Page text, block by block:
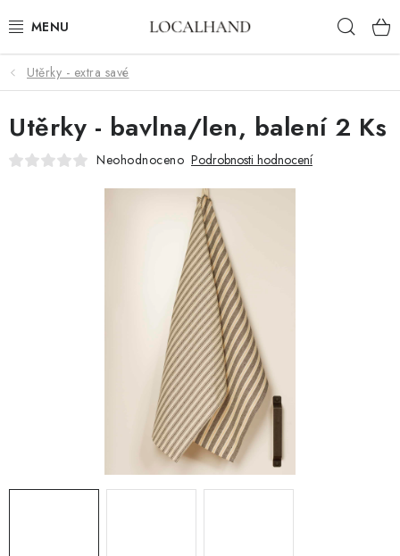
na
BYTOVÝ TEXTIL
METROVÝ TEXTIL
JARO/ LÉTO 2026
ČALOUNÍME A ŠIJEME NA MÍRU
Reklamační řád
Všeobecné obchodní podmínky
Jak využíváme cookies
Odstoupení od smlouvy
Utěrky - extra savé
Utěrky - bavlna/len, balení 2 Ks
Neohodnoceno Podrobnosti hodnocení